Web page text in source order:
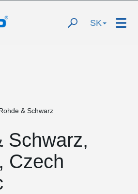
SK
& Schwarz
Schwarz,
Czech